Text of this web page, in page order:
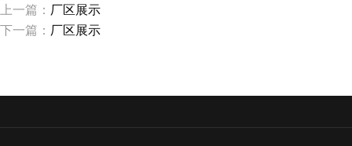
上一篇： 厂区展示
下一篇： 厂区展示